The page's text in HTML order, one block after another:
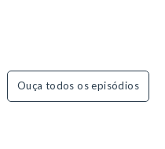
Ouça todos os episódios